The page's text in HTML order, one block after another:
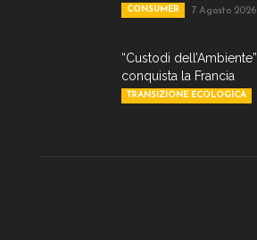
CONSUMER 7 Agosto 2026
“Custodi
conquista la Francia
TRANSIZIONE ECOLOGICA